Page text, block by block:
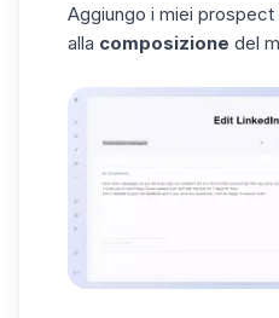
Aggiungo i miei
alla composizione del